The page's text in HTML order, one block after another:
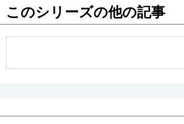
お知らせ
このシリーズの他の記事